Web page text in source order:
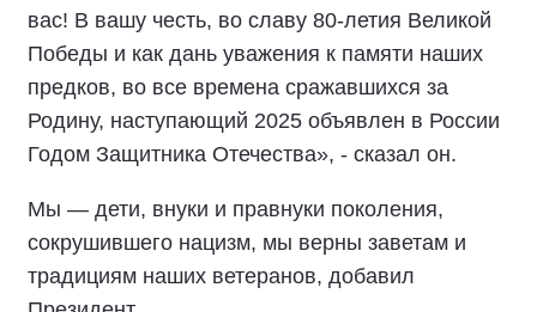
вас! В вашу честь, во славу 80-летия Великой
Победы и как дань уважения к памяти наших
предков, во все времена сражавшихся за
Родину, наступающий 2025 объявлен в России
Годом Защитника Отечества», - сказал он.
Мы — дети, внуки и правнуки поколения,
сокрушившего нацизм, мы верны заветам и
традициям наших ветеранов, добавил